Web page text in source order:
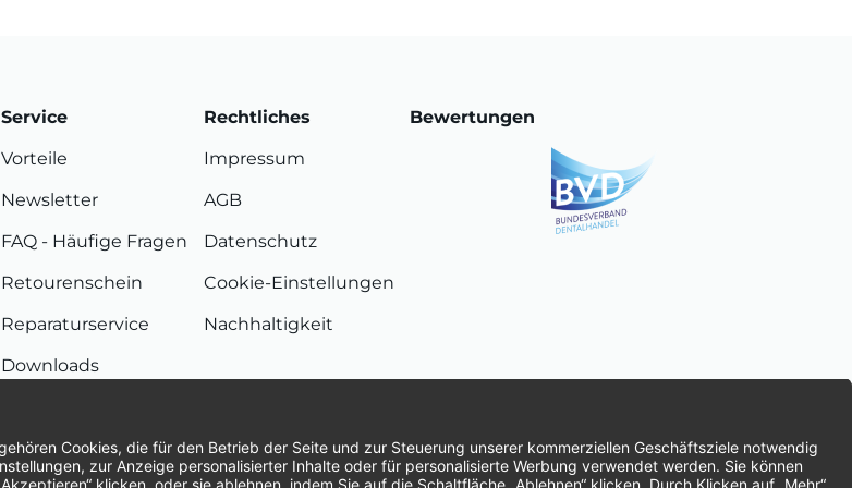
Service
Vorteile
Newsletter
FAQ - Häufige Fragen
Retourenschein
Reparaturservice
Downloads
Rechtliches
Impressum
AGB
Datenschutz
Cookie-Einstellungen
Nachhaltigkeit
Bewertungen